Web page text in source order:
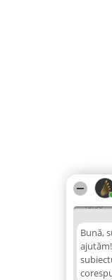
15:50
Bună,